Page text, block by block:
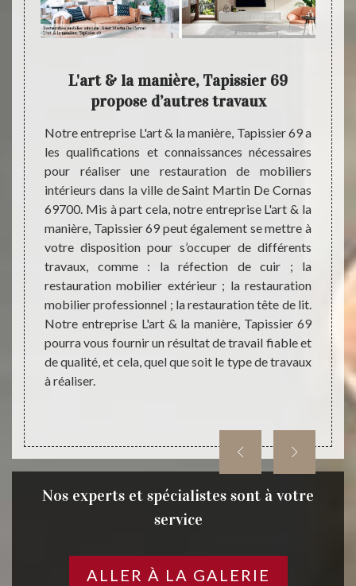
69
la
en
une
de
;
69
à
en
L'art & la manière, Tapissier 69
propose d’autres travaux
Notre entreprise L'art & la manière, Tapissier 69 a
les qualifications et connaissances nécessaires
pour réaliser une restauration de mobiliers
intérieurs dans la ville de Saint Martin De Cornas
69700. Mis à part cela, notre entreprise L'art & la
manière, Tapissier 69 peut également se mettre à
votre disposition pour s’occuper de différents
travaux, comme : la réfection de cuir ; la
restauration mobilier extérieur ; la restauration
mobilier professionnel ; la restauration tête de lit.
Notre entreprise L'art & la manière, Tapissier 69
pourra vous fournir un résultat de travail fiable et
de qualité, et cela, quel que soit le type de travaux
à réaliser.
une
une
ville
Nos experts et spécialistes sont à votre
service
ALLER À LA GALERIE